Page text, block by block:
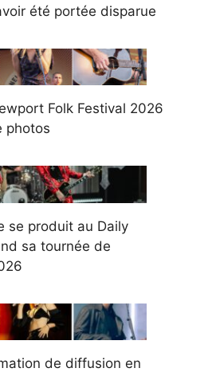
été portée disparue
Folk Festival 2026
photos
se produit au Daily
sa tournée de
de diffusion en